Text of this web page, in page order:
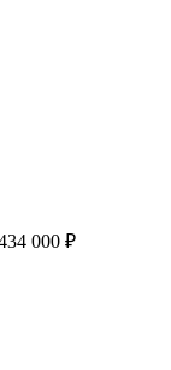
000 ₽